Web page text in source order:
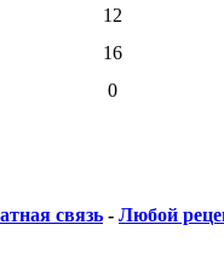
12
16
0
связь - Любой